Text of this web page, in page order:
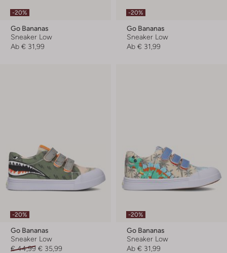
-20%
Go Bananas
Sneaker Low
Ab € 31,99
-20%
Go Bananas
Sneaker Low
Ab € 31,99
-20%
Go Bananas
Sneaker Low
€ 44,99 € 35,99
-20%
Go Bananas
Sneaker Low
Ab € 31,99